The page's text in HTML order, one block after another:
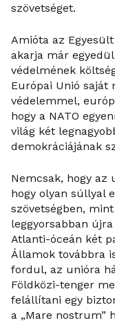
szövetséget.
Amióta az
akarja már
védelmének
Európai Unió saját
védelemmel,
hogy a NATO
világ két
demokráciájának
Nemcsak, hogy az
hogy olyan súllyal
szövetségben,
leggyorsabban
Atlanti-óceán két
Államok továbbra
fordul, az unióra
Földközi-tenger
felállítani egy
a „Mare nostrum”